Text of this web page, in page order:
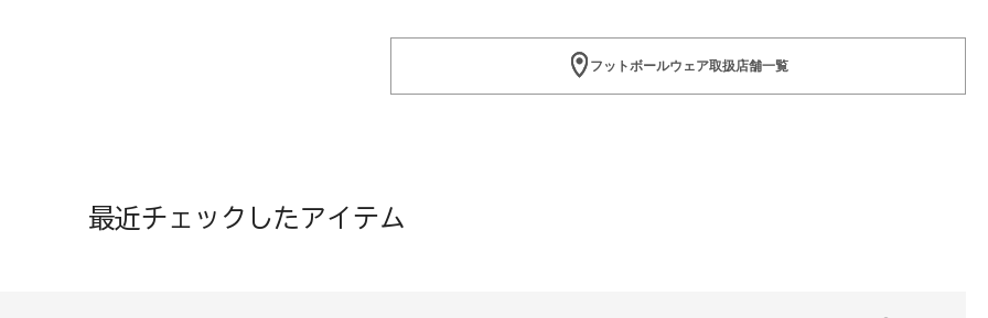
フットボールウェア取扱店舗一覧
最近チェックしたアイテム